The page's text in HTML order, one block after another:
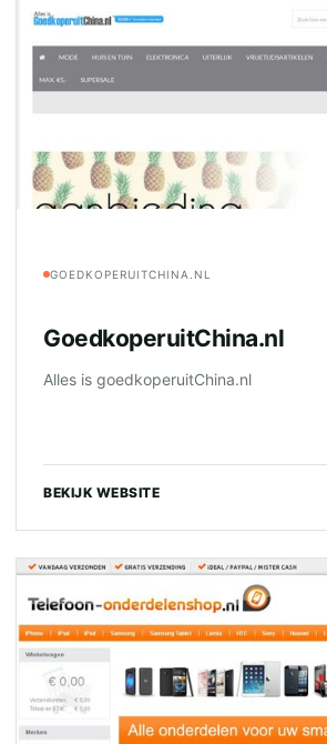
GOEDKOPERUITCHINA.NL
GoedkoperuitChina.nl
Alles is goedkoperuitChina.nl
BEKIJK WEBSITE